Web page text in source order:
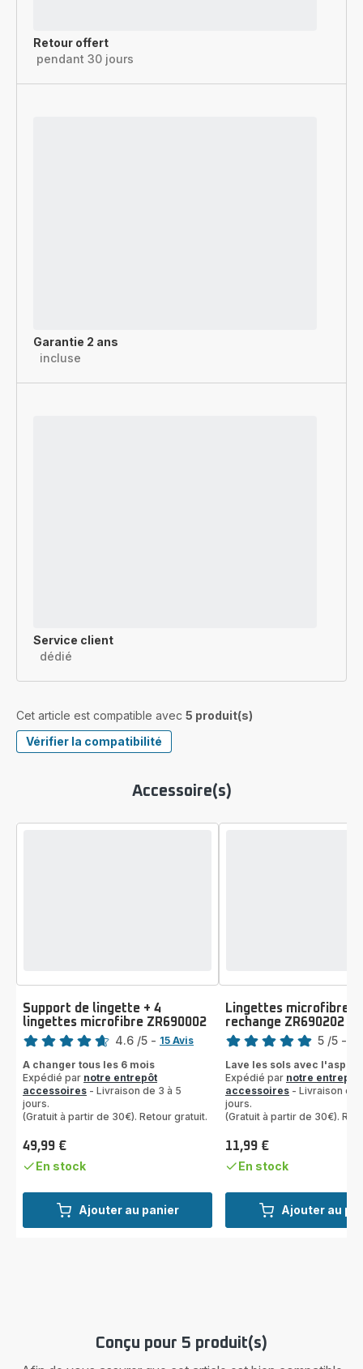
Retour offert
pendant 30 jours
Garantie 2 ans
incluse
Service client
dédié
Cet article est compatible avec 5 produit(s)
Vérifier la compatibilité
Accessoire(s)
Ajouter au panier
Support de lingette + 4
lingettes microfibre ZR690002
Note
4.6 /5 - 15 Avis
A changer tous les 6 mois
Expédié par notre entrepôt
accessoires - Livraison de 3 à 5
jours.
(Gratuit à partir de 30€). Retour gratuit.
Prix
49,99 €
En stock
Ajouter au
Lingettes microfibres
rechange ZR690202
Note
5
étoiles
(moyenne)
5 /5 -
Lave les sols avec
Expédié par notre entrepôt
accessoires - Livraison de
jours.
(Gratuit à partir de 30€).
Prix
11,99 €
En stock
Conçu pour 5 produit(s)